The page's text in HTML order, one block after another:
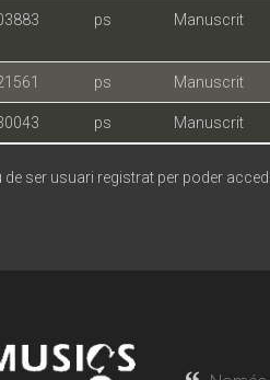
ps Manuscrit
ps Manuscrit
ps Manuscrit
de ser usuari registrat per poder